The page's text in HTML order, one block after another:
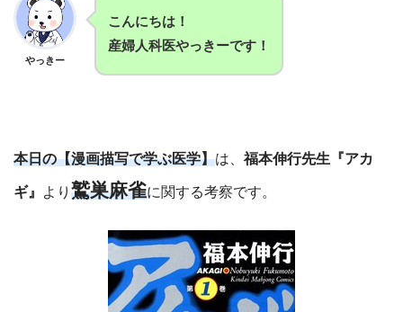
やっきー
こんにちは！
産婦人科医やっきーです！
本日の【漫画描写で学ぶ医学】は、 福本伸行先生『アカ
ギ』 より 鷲巣麻雀に関する考察です。